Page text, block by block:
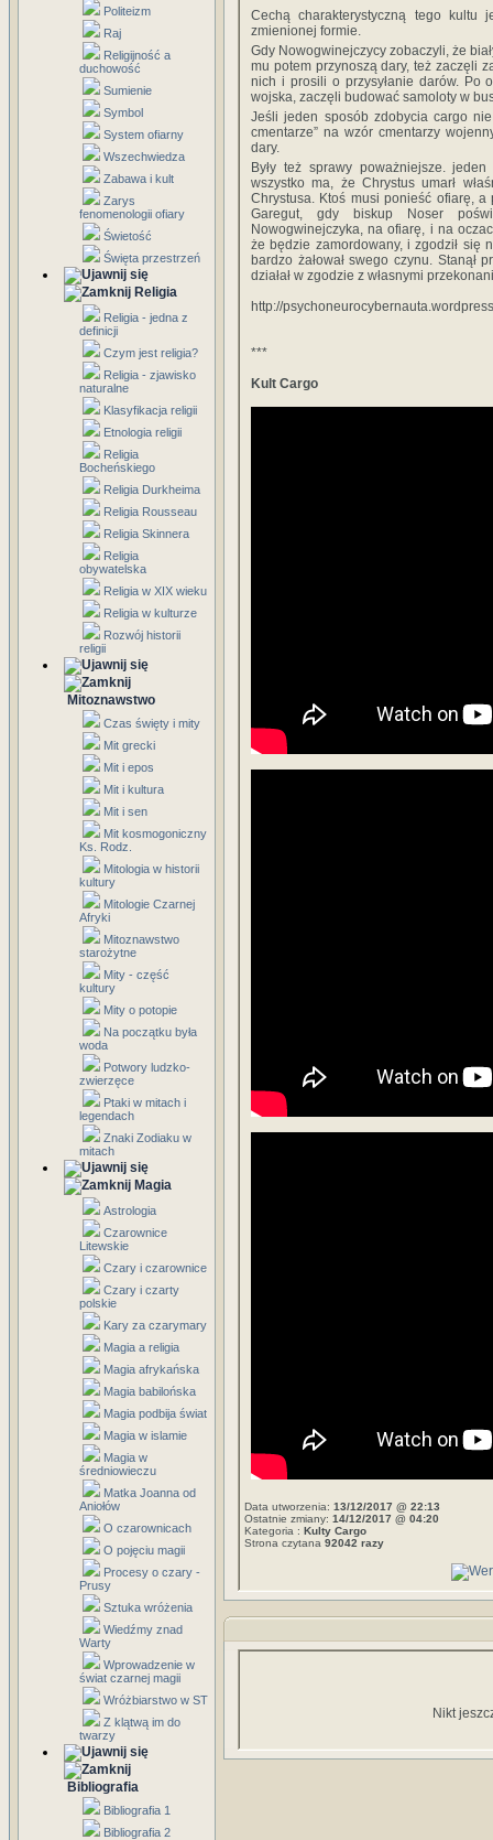
Politeizm
Raj
Religijność a
duchowość
Sumienie
Symbol
System ofiarny
Wszechwiedza
Zabawa i kult
Zarys
fenomenologii ofiary
Świetość
Święta przestrzeń
Religia
Religia - jedna z
definicji
Czym jest religia?
Religia - zjawisko
naturalne
Klasyfikacja religii
Etnologia religii
Religia
Bocheńskiego
Religia Durkheima
Religia Rousseau
Religia Skinnera
Religia
obywatelska
Religia w XIX wieku
Religia w kulturze
Rozwój historii
religii
Mitoznawstwo
Czas święty i mity
Mit grecki
Mit i epos
Mit i kultura
Mit i sen
Mit kosmogoniczny
Ks. Rodz.
Mitologia w historii
kultury
Mitologie Czarnej
Afryki
Mitoznawstwo
starożytne
Mity - część
kultury
Mity o potopie
Na początku była
woda
Potwory ludzko-
zwierzęce
Ptaki w mitach i
legendach
Znaki Zodiaku w
mitach
Magia
Astrologia
Czarownice
Litewskie
Czary i czarownice
Czary i czarty
polskie
Kary za czarymary
Magia a religia
Magia afrykańska
Magia babilońska
Magia podbija świat
Magia w islamie
Magia w
średniowieczu
Matka Joanna od
Aniołów
O czarownicach
O pojęciu magii
Procesy o czary -
Prusy
Sztuka wróżenia
Wiedźmy znad
Warty
Wprowadzenie w
świat czarnej magii
Wróżbiarstwo w ST
Z klątwą im do
twarzy
Bibliografia
Bibliografia 1
Bibliografia 2
Cechą charakterystyczną tego
zmienionej formie.
Gdy Nowogwinejczycy zobaczyli, że
mu potem przynoszą dary, też zaczęli
nich i prosili o przysyłanie darów. Po
wojska, zaczęli budować samoloty w
Jeśli jeden sposób zdobycia cargo
cmentarze” na wzór cmentarzy
dary.
Były też sprawy poważniejsze.
wszystko ma, że Chrystus umarł
Chrystusa. Ktoś musi ponieść ofiarę,
Garegut, gdy biskup Noser
Nowogwinejczyka, na ofiarę, i na
że będzie zamordowany, i zgodził się
bardzo żałował swego czynu. Stanął
działał w zgodzie z własnymi
http://
***
Kult Cargo
Data utworzenia: 13/12/2017 @ 22:13
Ostatnie zmiany: 14/12/2017 @ 04:20
Kategoria : Kulty Cargo
Strona czytana 92042 razy
Nikt